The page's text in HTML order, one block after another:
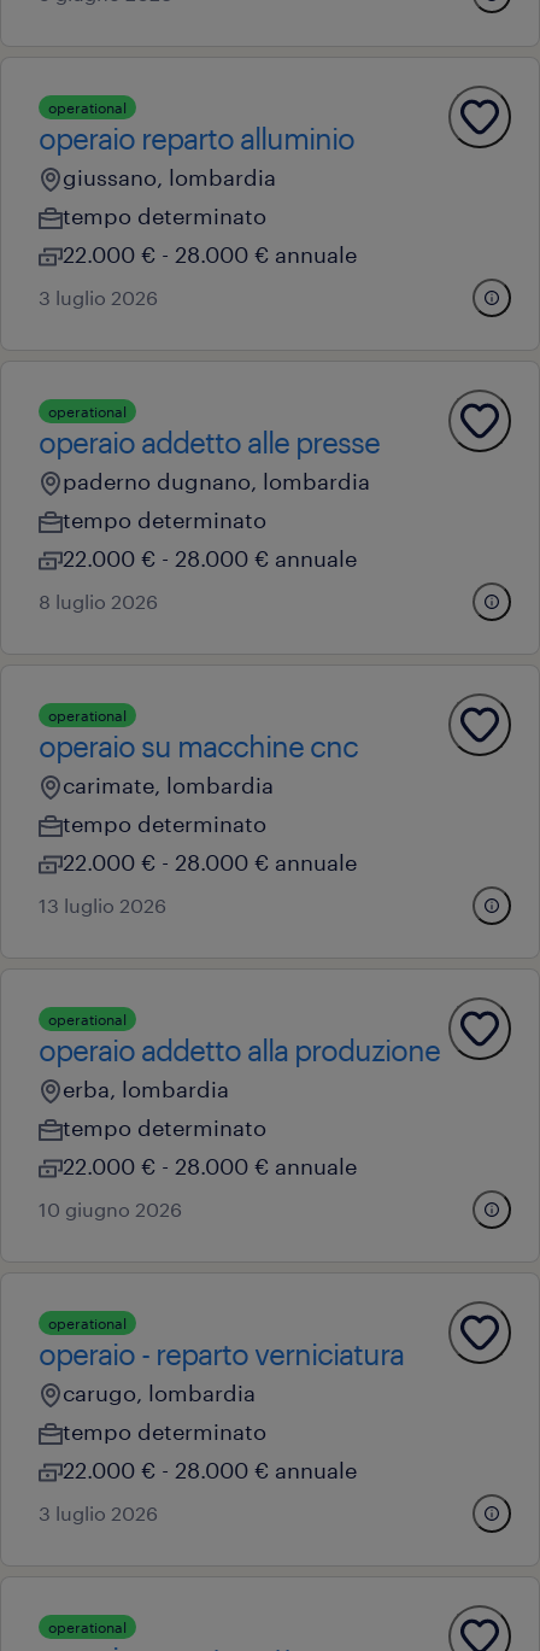
operational
operaio reparto alluminio
giussano, lombardia
tempo determinato
22.000 € - 28.000 € annuale
3 luglio 2026
operational
operaio addetto alle presse
paderno dugnano, lombardia
tempo determinato
22.000 € - 28.000 € annuale
8 luglio 2026
operational
operaio su macchine cnc
carimate, lombardia
tempo determinato
22.000 € - 28.000 € annuale
13 luglio 2026
operational
operaio addetto alla produzione
erba, lombardia
tempo determinato
22.000 € - 28.000 € annuale
10 giugno 2026
operational
operaio - reparto verniciatura
carugo, lombardia
tempo determinato
22.000 € - 28.000 € annuale
3 luglio 2026
operational